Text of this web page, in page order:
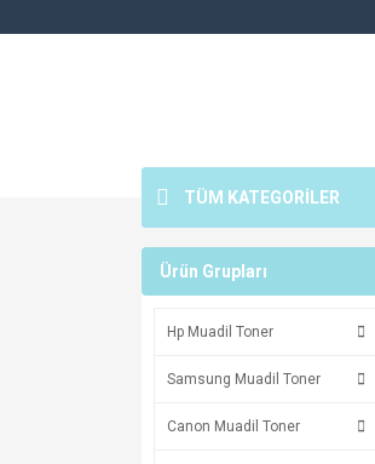
TÜM KATEGORİLER
Ürün Grupları
Hp Muadil Toner
Samsung Muadil Toner
Canon Muadil Toner